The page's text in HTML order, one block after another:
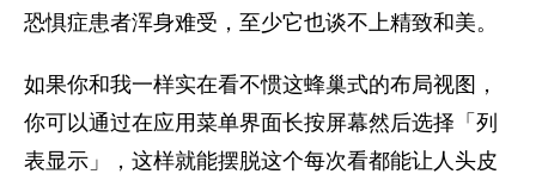
恐惧症患者浑身难受，至少它也谈不上精致和美。
如果你和我一样实在看不惯这蜂巢式的布局视图，
你可以通过在应用菜单界面长按屏幕然后选择「列
表显示」，这样就能摆脱这个每次看都能让人头皮